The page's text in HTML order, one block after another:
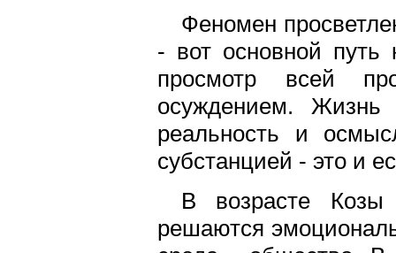
Феномен
- вот основной
просмотр всей
осуждением. Жизнь
реальность и
субстанцией - это и
В возрасте Козы
решаются